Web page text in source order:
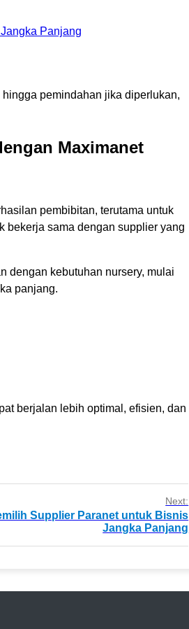
Panjang
pemindahan jika diperlukan,
Maximanet
pembibitan, terutama untuk
bekerja sama dengan supplier yang
dengan kebutuhan nursery, mulai
panjang.
berjalan lebih optimal, efisien, dan
Next:
Supplier Paranet untuk Bisnis
Jangka Panjang